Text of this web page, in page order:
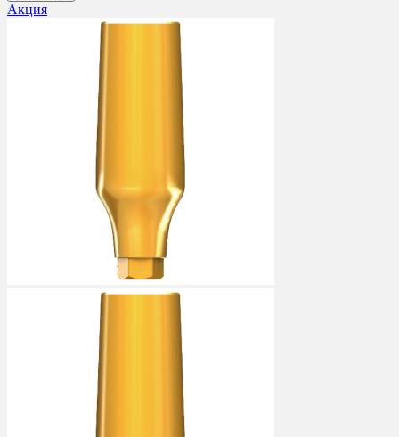
Акция